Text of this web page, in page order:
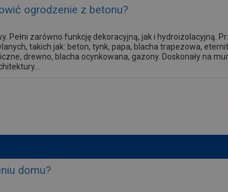
ogrodzenie z betonu?
Pełni zarówno funkcję dekoracyjną, jak i hydroizolacyjną.
takich jak: beton, tynk, papa, blacha trapezowa,
drewno, blacha ocynkowana, gazony. Doskonały na
domu?